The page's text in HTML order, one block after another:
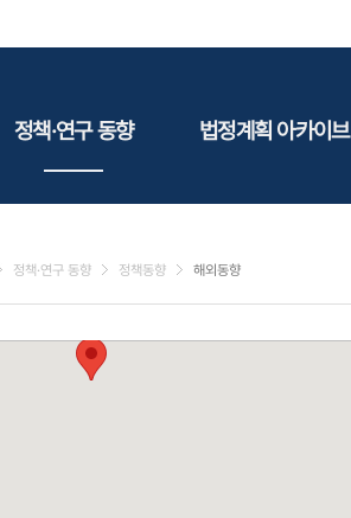
정책·연구 동향
연구동향
법정계획 아카이브
정책·연구 동향 정책동향 해외동향